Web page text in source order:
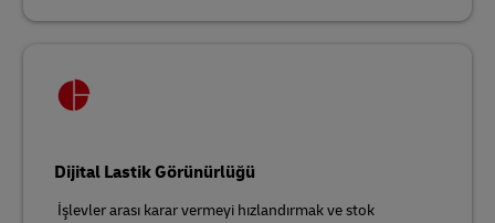
Dijital Lastik Görünürlüğü
İşlevler arası karar vermeyi hızlandırmak ve stok